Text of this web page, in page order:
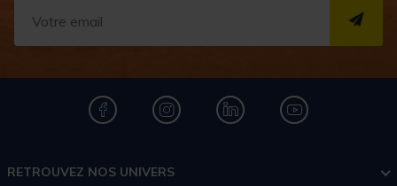
RETROUVEZ NOS UNIVERS